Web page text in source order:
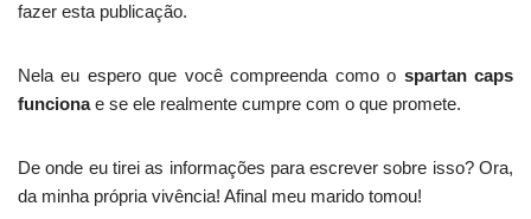
fazer esta publicação.
Nela eu espero que você compreenda como o spartan caps
funcionae se ele realmente cumpre com o que promete.
De onde eu tirei as informações para escrever sobre isso? Ora,
da minha própria vivência! Afinal meu marido tomou!